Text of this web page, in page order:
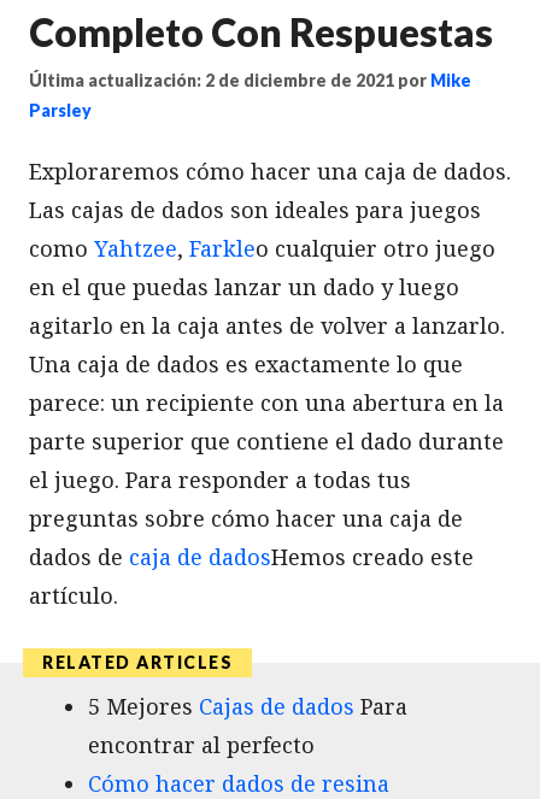
Completo Con Respuestas
Última actualización: 2 de diciembre de 2021 por Mike
Parsley
Exploraremos cómo hacer una caja de dados.
Las cajas de dados son ideales para juegos
como Yahtzee, Farkleo cualquier otro juego
en el que puedas lanzar un dado y luego
agitarlo en la caja antes de volver a lanzarlo.
Una caja de dados es exactamente lo que
parece: un recipiente con una abertura en la
parte superior que contiene el dado durante
el juego. Para responder a todas tus
preguntas sobre cómo hacer una caja de
dados de caja de dadosHemos creado este
artículo.
5 Mejores Cajas de dados Para
encontrar al perfecto
Cómo hacer dados de resina